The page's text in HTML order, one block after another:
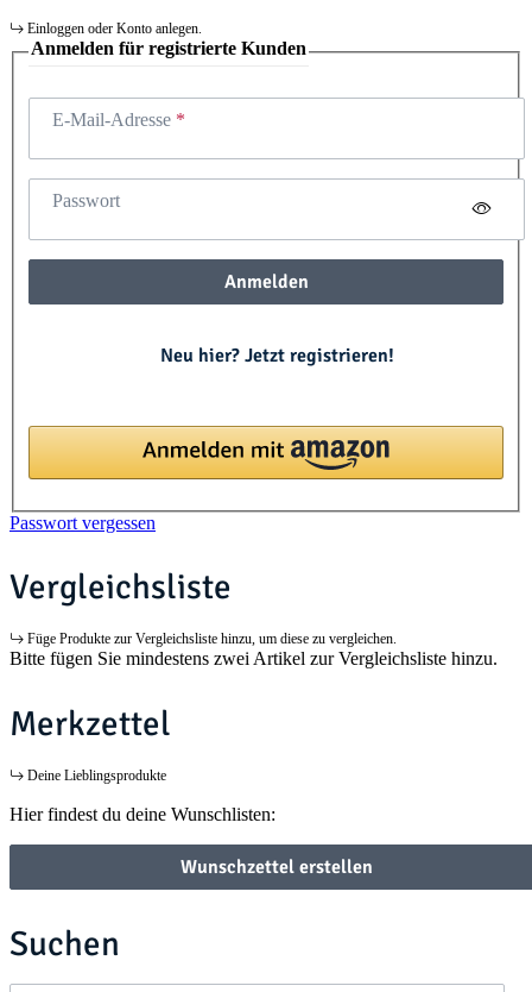
Einloggen oder Konto anlegen.
Anmelden für registrierte Kunden
E-Mail-Adresse
Passwort
Anmelden
Neu hier? Jetzt registrieren!
Passwort vergessen
Vergleichsliste
Füge Produkte zur Vergleichsliste hinzu, um diese zu vergleichen.
Bitte fügen Sie mindestens zwei Artikel zur Vergleichsliste hinzu.
Merkzettel
Deine Lieblingsprodukte
Hier findest du deine Wunschlisten:
Wunschzettel erstellen
Suchen